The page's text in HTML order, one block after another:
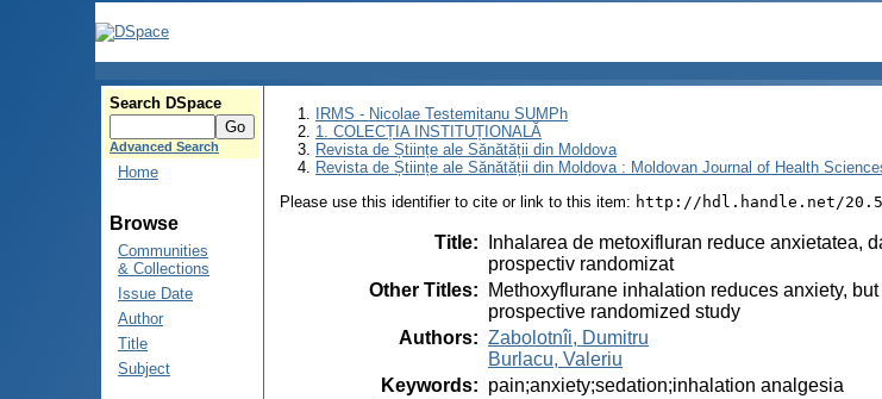
Search DSpace
Advanced Search
Home
Browse
Communities
& Collections
Issue Date
Author
Title
Subject
IRMS - Nicolae Testemitanu SUMPh
1. COLECȚIA INSTITUȚIONALĂ
Revista de Științe ale Sănătății din Moldova
Revista de Științe ale Sănătății din Moldova : Moldovan Journal of Health
Please use this identifier to cite or link to this item: http://hdl.handle.net/
Title:
Inhalarea de metoxifluran reduce anxietatea,
prospectiv randomizat
Other Titles:
Methoxyflurane inhalation reduces anxiety,
prospective randomized study
Authors: Zabolotnîi, Dumitru
Burlacu, Valeriu
Keywords: pain;anxiety;sedation;inhalation analgesia